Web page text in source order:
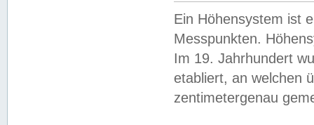
Ein Höhensystem ist
Messpunkten.
Im 19. Jahrhundert
etabliert, an welchen
zentimetergenau